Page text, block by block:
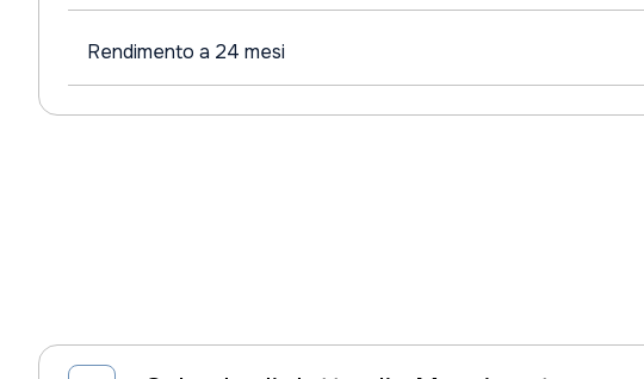
Rendimento a 24 mesi